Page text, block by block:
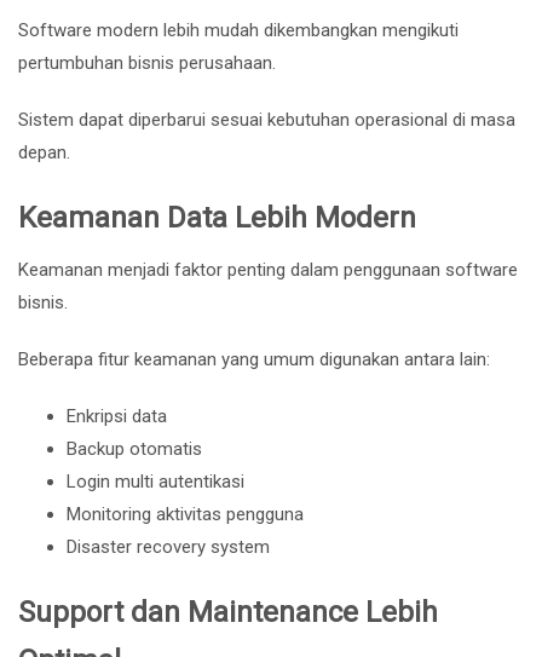
Software modern lebih mudah dikembangkan mengikuti
pertumbuhan bisnis perusahaan.
Sistem dapat diperbarui sesuai kebutuhan operasional di masa
depan.
Keamanan Data Lebih Modern
Keamanan menjadi faktor penting dalam penggunaan software
bisnis.
Beberapa fitur keamanan yang umum digunakan antara lain:
Enkripsi data
Backup otomatis
Login multi autentikasi
Monitoring aktivitas pengguna
Disaster recovery system
Support dan Maintenance Lebih